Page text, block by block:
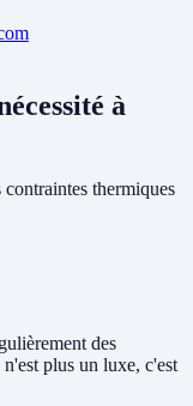
à
thermiques
des
plus un luxe, c'est